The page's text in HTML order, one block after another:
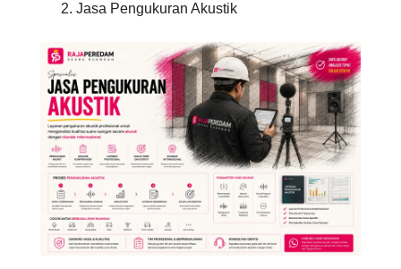
Jasa Pengukuran Akustik